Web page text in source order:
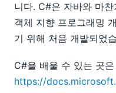
니다. C#은 자바와 마
객체 지향 프로그래밍
기 위해 처음 개발되었
C#을 배울 수 있는 곳
https://